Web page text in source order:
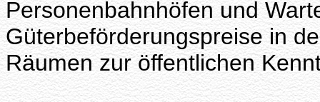
Personenbahnhöfen und
Güterbeförderungspreise in
Räumen zur öffentlichen